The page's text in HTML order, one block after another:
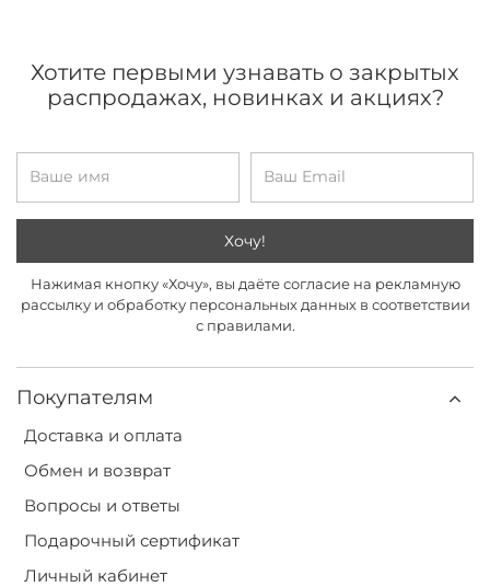
Покупателям
Доставка и оплата
Обмен и возврат
Вопросы и ответы
Подарочный сертификат
Личный кабинет
Хотите первыми узнавать о закрытых
распродажах, новинках и акциях?
Хочу!
Нажимая кнопку «Хочу», вы даёте согласие на рекламную
рассылку и обработку персональных данных в соответствии
с правилами.